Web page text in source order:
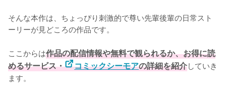
そんな本作は、ちょっぴり刺激的で尊い先輩後輩の日常スト
ーリーが見どころの作品です。
ここからは作品の配信情報や無料で観られるか、お得に読
めるサービス・
コミックシーモアの詳細を紹介していき
ます。